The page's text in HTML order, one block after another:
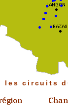
les circuits